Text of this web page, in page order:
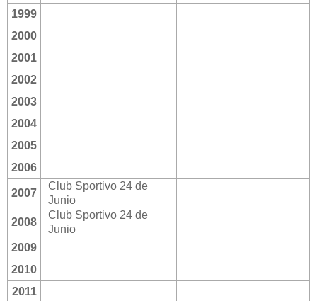
1999
2000
2001
2002
2003
2004
2005
2006
2007
Club Sportivo 24 de
Junio
2008
Club Sportivo 24 de
Junio
2009
2010
2011